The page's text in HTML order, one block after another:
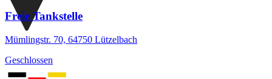
Freie Tankstelle
Mümlingstr. 70, 64750 Lützelbach
Geschlossen